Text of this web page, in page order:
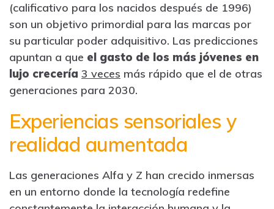
(calificativo para los nacidos después de 1996)
son un objetivo primordial para las marcas por
su particular poder adquisitivo. Las predicciones
apuntan a que el gasto de los más jóvenes en
lujo crecería 3 veces más rápido que el de otras
generaciones para 2030.
Experiencias sensoriales y
realidad aumentada
Las generaciones Alfa y Z han crecido inmersas
en un entorno donde la tecnología redefine